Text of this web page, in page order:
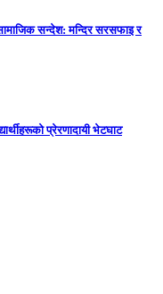
सन्देश: मन्दिर सरसफाइ र
प्रेरणादायी भेटघाट